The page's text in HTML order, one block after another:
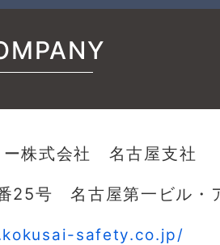
ー株式会社 名古屋支社
25号 名古屋第一ビル・
safety.co.jp/